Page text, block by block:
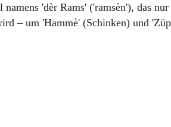
'dèr Rams' ('ramsèn'), das
– um 'Hammè' (Schinken) und